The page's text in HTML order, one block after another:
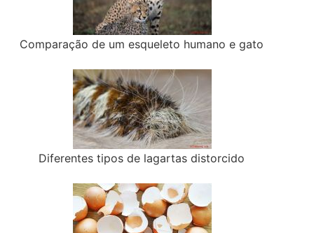
Comparação de um esqueleto humano e gato
Diferentes tipos de lagartas distorcido